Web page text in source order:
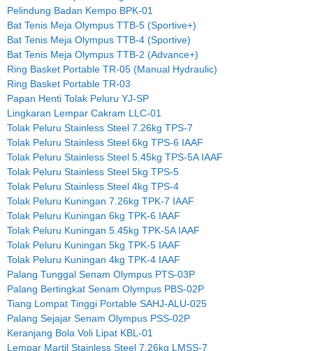
Pelindung Badan Kempo BPK-01
Bat Tenis Meja Olympus TTB-5 (Sportive+)
Bat Tenis Meja Olympus TTB-4 (Sportive)
Bat Tenis Meja Olympus TTB-2 (Advance+)
Ring Basket Portable TR-05 (Manual Hydraulic)
Ring Basket Portable TR-03
Papan Henti Tolak Peluru YJ-SP
Lingkaran Lempar Cakram LLC-01
Tolak Peluru Stainless Steel 7.26kg TPS-7
Tolak Peluru Stainless Steel 6kg TPS-6 IAAF
Tolak Peluru Stainless Steel 5.45kg TPS-5A IAAF
Tolak Peluru Stainless Steel 5kg TPS-5
Tolak Peluru Stainless Steel 4kg TPS-4
Tolak Peluru Kuningan 7.26kg TPK-7 IAAF
Tolak Peluru Kuningan 6kg TPK-6 IAAF
Tolak Peluru Kuningan 5.45kg TPK-5A IAAF
Tolak Peluru Kuningan 5kg TPK-5 IAAF
Tolak Peluru Kuningan 4kg TPK-4 IAAF
Palang Tunggal Senam Olympus PTS-03P
Palang Bertingkat Senam Olympus PBS-02P
Tiang Lompat Tinggi Portable SAHJ-ALU-025
Palang Sejajar Senam Olympus PSS-02P
Keranjang Bola Voli Lipat KBL-01
Lempar Martil Stainless Steel 7.26kg LMSS-7